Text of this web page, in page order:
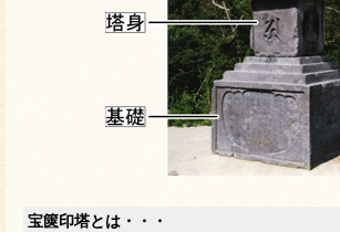
宝篋印塔とは・・・